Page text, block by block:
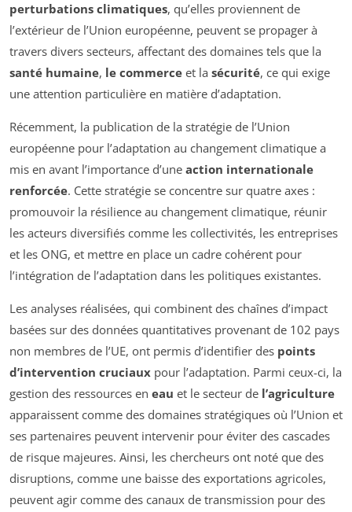
perturbations climatiques, qu’elles proviennent de
l’extérieur de l’Union européenne, peuvent se propager à
travers divers secteurs, affectant des domaines tels que la
santé humaine, le commerce et la sécurité, ce qui exige
une attention particulière en matière d’adaptation.
Récemment, la publication de la stratégie de l’Union
européenne pour l’adaptation au changement climatique a
mis en avant l’importance d’une action internationale
renforcée. Cette stratégie se concentre sur quatre axes :
promouvoir la résilience au changement climatique, réunir
les acteurs diversifiés comme les collectivités, les entreprises
et les ONG, et mettre en place un cadre cohérent pour
l’intégration de l’adaptation dans les politiques existantes.
Les analyses réalisées, qui combinent des chaînes d’impact
basées sur des données quantitatives provenant de 102 pays
non membres de l’UE, ont permis d’identifier des points
d’intervention cruciaux pour l’adaptation. Parmi ceux-ci, la
gestion des ressources en eau et le secteur de l’agriculture
apparaissent comme des domaines stratégiques où l’Union et
ses partenaires peuvent intervenir pour éviter des cascades
de risque majeures. Ainsi, les chercheurs ont noté que des
disruptions, comme une baisse des exportations agricoles,
peuvent agir comme des canaux de transmission pour des